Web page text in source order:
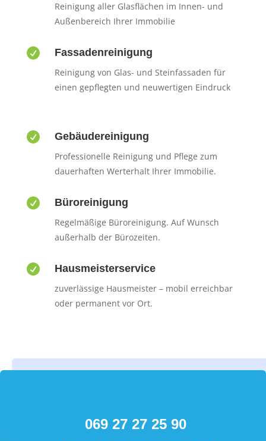
Reinigung aller Glasflächen im Innen- und
Außenbereich Ihrer Immobilie
 Fassadenreinigung
Reinigung von Glas- und Steinfassaden für
einen gepflegten und neuwertigen Eindruck
 Gebäudereinigung
Professionelle Reinigung und Pflege zum
dauerhaften Werterhalt Ihrer Immobilie.
 Büroreinigung
Regelmäßige Büroreinigung. Auf Wunsch
außerhalb der Bürozeiten.
 Hausmeisterservice
zuverlässige Hausmeister – mobil erreichbar
oder permanent vor Ort.
069 27 27 25 90